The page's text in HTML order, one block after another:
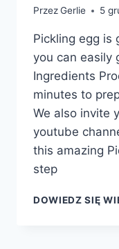
PrzezGerlie 5
Pickling egg is
you can easily
Ingredients
minutes to
We also invite
youtube
this amazing
step
DOWIEDZ SIĘ